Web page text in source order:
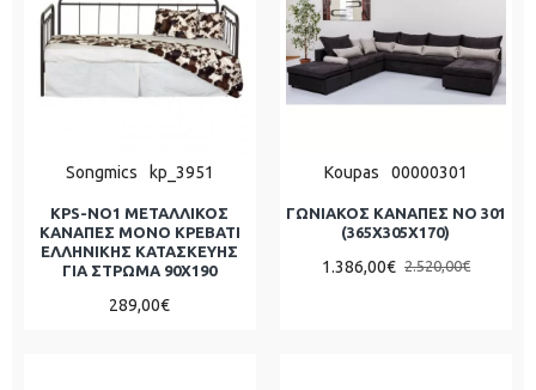
Songmics kp_3951
KPS-ΝΟ1 ΜΕΤΑΛΛΙΚΟΣ
ΚΑΝΑΠΕΣ ΜΟΝΟ ΚΡΕΒΑΤΙ
ΕΛΛΗΝΙΚΗΣ ΚΑΤΑΣΚΕΥΗΣ
ΓΙΑ ΣΤΡΩΜΑ 90Χ190
289,00€
Koupas 00000301
ΓΩΝΙΑΚΟΣ ΚΑΝΑΠΕΣ ΝΟ 301
(365X305X170)
1.386,00€ 2.520,00€